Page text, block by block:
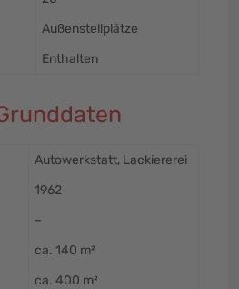
Außenstellplätze
Enthalten
Autowerkstatt, Lackiererei
1962
–
ca. 140 m²
ca. 400 m²